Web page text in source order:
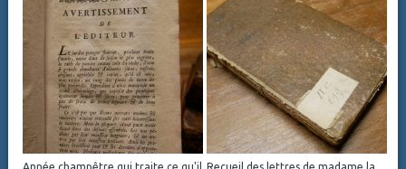
Année champêtre qui traite ce qu'il Recueil des lettres de madame la